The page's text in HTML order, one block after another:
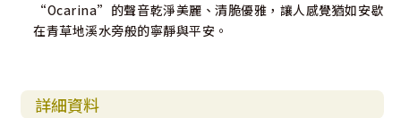
“Ocarina”的聲音乾淨美麗、清脆優雅，讓人感覺猶如安歇
在青草地溪水旁般的寧靜與平安。
詳細資料